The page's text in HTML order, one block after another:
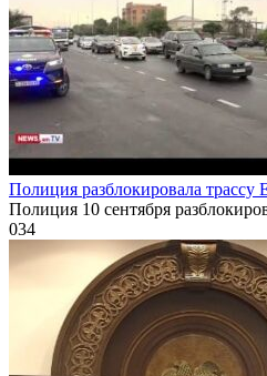
Полиция разблокировала трассу
Полиция 10 сентября
034